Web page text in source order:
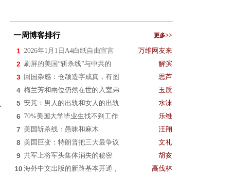
一周博客排行 更多>>
1 2026年1月1日A4白纸自由宣言 万维网友来
2 刷屏的美国“斩杀线”与中共的 解滨
3 回国杂感：仓颉造字成真，有图 思芦
4 梅兰芳和兩位仍然在世的入室弟 玉质
5 安芃：男人的出轨和女人的出轨 水沫
6 70%美国大学毕业生找不到工作 乐维
7 美国斩杀线：愚昧和麻木 汪翔
8 美国巨变：特朗普把三大最争议 文礼
9 共军上将军头集体消失的秘密 胡亥
10 海外中文出版的新路基本开通， 高伐林